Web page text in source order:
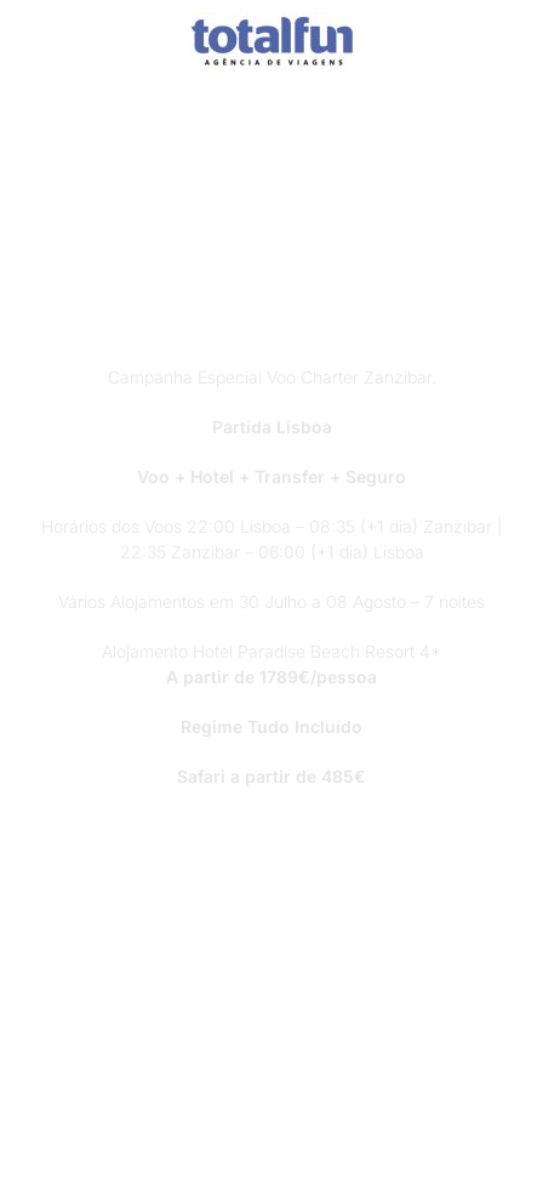
Campanha Especial Voo Charter Zanzibar.
Partida Lisboa
Voo + Hotel + Transfer + Seguro
Horários dos Voos 22:00 Lisboa – 08:35 (+1 dia) Zanzibar |
22:35 Zanzibar – 06:00 (+1 dia) Lisboa
Vários Alojamentos em 30 Julho a 08 Agosto – 7 noites
Alojamento Hotel Paradise Beach Resort 4*
A partir de 1789€/pessoa
Regime Tudo Incluído
Safari a partir de 485€